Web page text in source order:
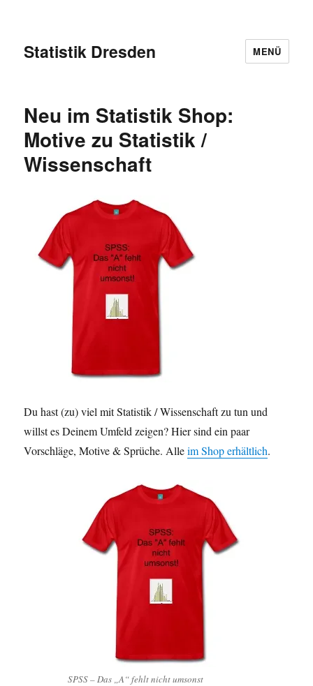
Statistik Dresden MENÜ
Neu im Statistik Shop:
Motive zu Statistik /
Wissenschaft
Du hast (zu) viel mit Statistik / Wissenschaft zu tun und
willst es Deinem Umfeld zeigen? Hier sind ein paar
Vorschläge, Motive & Sprüche. Alleim Shop erhältlich.
SPSS – Das „A“ fehlt nicht umsonst